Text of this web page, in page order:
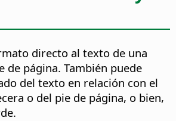
directo al texto de una
de página. También puede
del texto en relación con el
o del pie de página, o bien,